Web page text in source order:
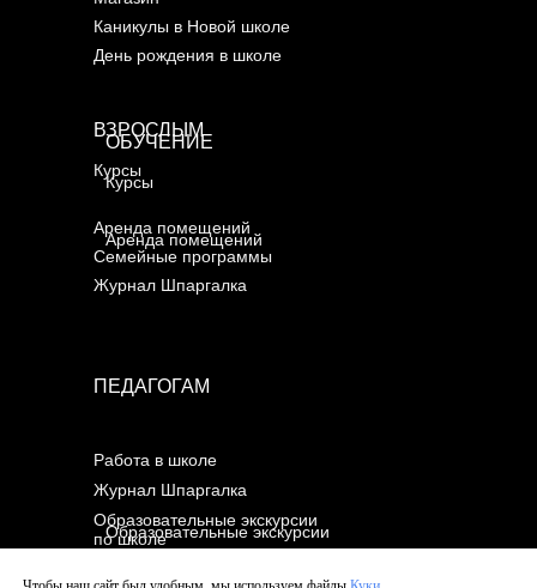
ВЗРОСЛЫМ
ОБУЧЕНИЕ
ПЕДАГОГАМ
Журнал Шпаргалка
Журнал Шпаргалка
Каникулы в Новой школе
Работа в школе
Семейные программы
Курсы
Образовательные экскурсии
по школе
Образовательные экскурсии
по школе
Аренда помещений
Аренда помещений
День рождения в школе
Курсы